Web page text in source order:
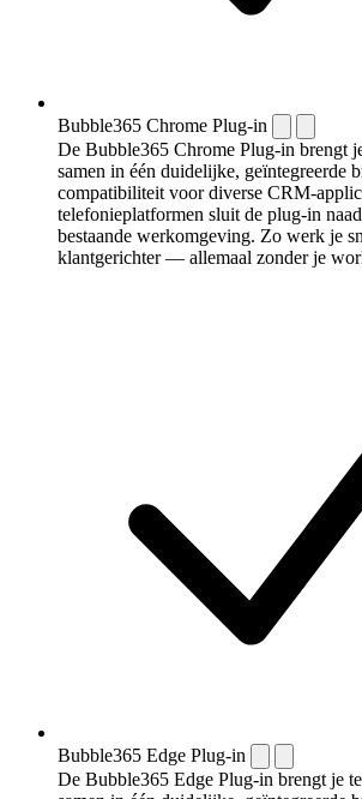
Bubble365 Chrome Plug-in
De Bubble365 Chrome Plug-in brengt
samen in één duidelijke, geïntegreerde
compatibiliteit voor diverse CRM-
telefonieplatformen sluit de plug-in
bestaande werkomgeving. Zo werk je
klantgerichter — allemaal zonder je
Bubble365 Edge Plug-in
De Bubble365 Edge Plug-in brengt je